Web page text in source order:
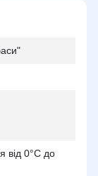
від 0°С до